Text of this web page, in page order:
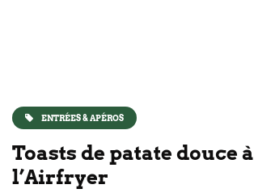
ENTRÉES & APÉROS
Toasts de patate douce à
l’Airfryer